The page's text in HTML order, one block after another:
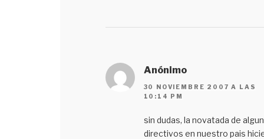
Anónimo
30 NOVIEMBRE 2007 A LAS
10:14 PM
sin dudas, la novatada de
directivos en nuestro pais